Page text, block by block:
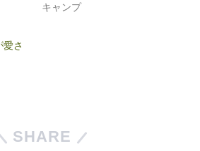
キャンプ
愛さ
SHARE